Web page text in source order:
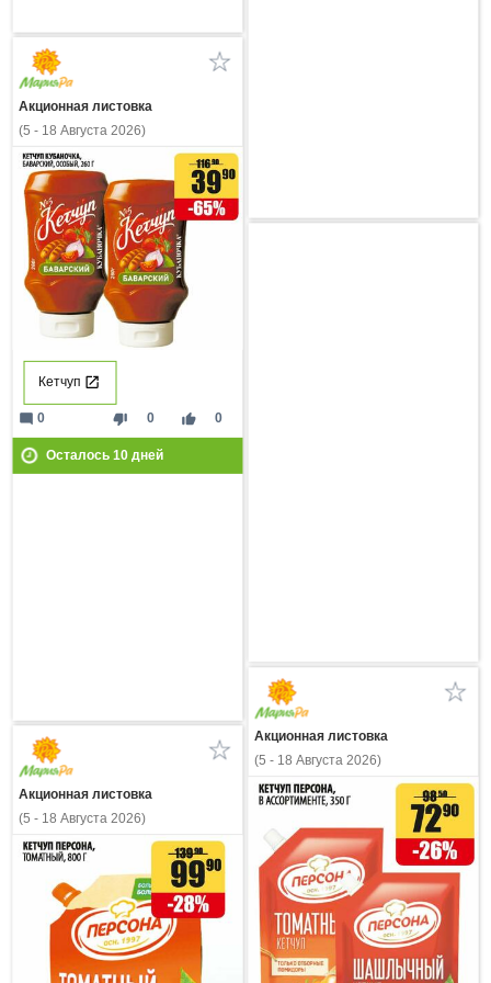
Акционная листовка
(5 - 18 Августа 2026)
Кетчуп
thumb_down 0 thumb_up 0
mode_comment 0
Осталось 10дней
Акционная листовка
(5 - 18 Августа 2026)
Акционная листовка
(5 - 18 Августа 2026)